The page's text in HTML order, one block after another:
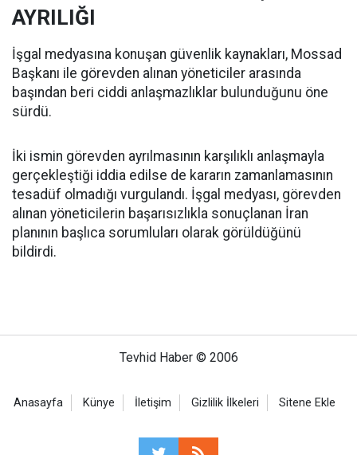
AYRILIĞI
İşgal medyasına konuşan güvenlik kaynakları, Mossad
Başkanı ile görevden alınan yöneticiler arasında
başından beri ciddi anlaşmazlıklar bulunduğunu öne
sürdü.
İki ismin görevden ayrılmasının karşılıklı anlaşmayla
gerçekleştiği iddia edilse de kararın zamanlamasının
tesadüf olmadığı vurgulandı. İşgal medyası, görevden
alınan yöneticilerin başarısızlıkla sonuçlanan İran
planının başlıca sorumluları olarak görüldüğünü
bildirdi.
Tevhid Haber © 2006
Anasayfa Künye İletişim Gizlilik İlkeleri Sitene Ekle